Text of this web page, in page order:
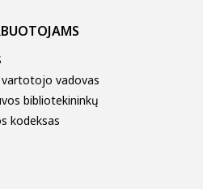
vartotojo vadovas
bibliotekininkų
kodeksas